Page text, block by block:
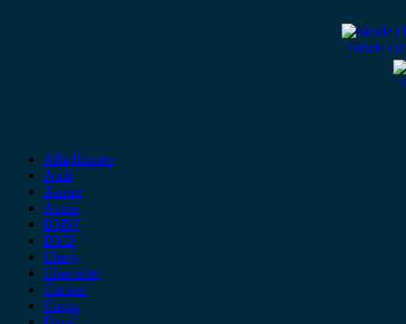
Skoda
Alfa Romeo
Audi
Austin
Acura
BMW
BYD
Chery
Chevrolet
Citroen
Cupra